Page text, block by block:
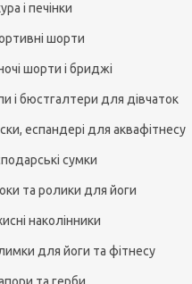
і печінки
шорти
шорти і бриджі
і бюстгалтери для дівчаток
еспандері для аквафітнесу
сумки
та ролики для йоги
наколінники
для йоги та фітнесу